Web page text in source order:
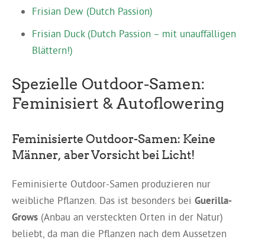
Frisian Dew (Dutch Passion)
Frisian Duck (Dutch Passion – mit unauffälligen
Blättern!)
Spezielle Outdoor-Samen:
Feminisiert & Autoflowering
Feminisierte Outdoor-Samen: Keine
Männer, aber Vorsicht bei Licht!
Feminisierte Outdoor-Samen produzieren nur
weibliche Pflanzen. Das ist besonders bei Guerilla-
Grows (Anbau an versteckten Orten in der Natur)
beliebt, da man die Pflanzen nach dem Aussetzen